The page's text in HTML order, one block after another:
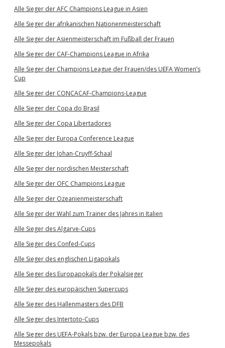
Alle Sieger der AFC Champions League in Asien
Alle Sieger der afrikanischen Nationenmeisterschaft
Alle Sieger der Asienmeisterschaft im Fußball der Frauen
Alle Sieger der CAF-Champions League in Afrika
Alle Sieger der Champions League der Frauen/des UEFA Women’s
Cup
Alle Sieger der CONCACAF-Champions-League
Alle Sieger der Copa do Brasil
Alle Sieger der Copa Libertadores
Alle Sieger der Europa Conference League
Alle Sieger der Johan-Cruyff-Schaal
Alle Sieger der nordischen Meisterschaft
Alle Sieger der OFC Champions League
Alle Sieger der Ozeanienmeisterschaft
Alle Sieger der Wahl zum Trainer des Jahres in Italien
Alle Sieger des Algarve-Cups
Alle Sieger des Confed-Cups
Alle Sieger des englischen Ligapokals
Alle Sieger des Europapokals der Pokalsieger
Alle Sieger des europäischen Supercups
Alle Sieger des Hallenmasters des DFB
Alle Sieger des Intertoto-Cups
Alle Sieger des UEFA-Pokals bzw. der Europa League bzw. des
Messepokals